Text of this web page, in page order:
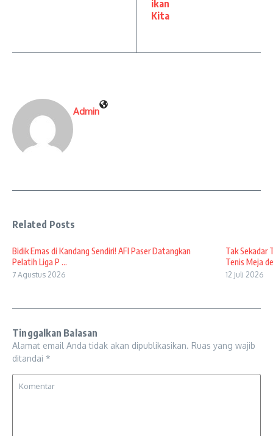
ikan
Kita
Admin
Related Posts
Bidik Emas di Kandang Sendiri! AFI Paser Datangkan
Pelatih Liga P ...
7 Agustus 2026
Tak Sekadar
Tenis Meja
12 Juli 2026
Tinggalkan Balasan
Alamat email Anda tidak akan dipublikasikan. Ruas yang wajib
ditandai *